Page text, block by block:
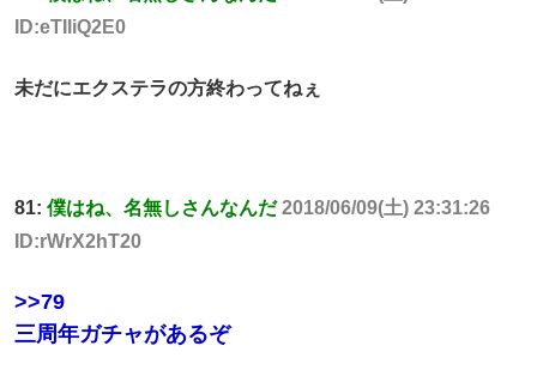
ID:eTIliQ2E0
未だにエクステラの方終わってねぇ
81: 僕はね、名無しさんなんだ 2018/06/09(土) 23:31:26
ID:rWrX2hT20
>>79
三周年ガチャがあるぞ